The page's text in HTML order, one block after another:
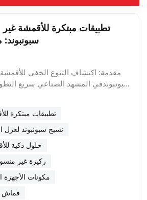
سبونبوند:
مقدمة: اكتشاف التنوع الخفي للأقمشة
سبونبوندفي المشهد الصناعي سريع
ابتكار المواد ليس من ابتكار مواد
بروبيلين غير المنسوج بتقنية
بخصائصها الأساسية، ومع ذلك لا يزال
ليشمل مجالات جديدة مذهلة. في شركة
الجديدة المحدودة، شهدنا بأنفسنا
مختلف الصناعات من أقمشة سبونبوند
تحديات فريدة وابتكار منتجات مبتكرة.
الاستخدامات التقليدية ليكشف عن
تُظهر قدرة المادة المذهلة على
تطبيقات مبتكرة
نسيج سبونبوند
حلول ذكية
ركيزة غير
مكونات الأجهزة
قماش